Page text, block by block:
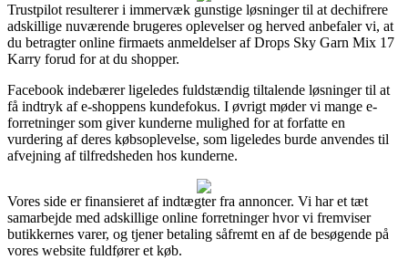
Trustpilot resulterer i immervæk gunstige løsninger til at dechifrere
adskillige nuværende brugeres oplevelser og herved anbefaler vi, at
du betragter online firmaets anmeldelser af Drops Sky Garn Mix 17
Karry forud for at du shopper.
Facebook indebærer ligeledes fuldstændig tiltalende løsninger til at
få indtryk af e-shoppens kundefokus. I øvrigt møder vi mange e-
forretninger som giver kunderne mulighed for at forfatte en
vurdering af deres købsoplevelse, som ligeledes burde anvendes til
afvejning af tilfredsheden hos kunderne.
Vores side er finansieret af indtægter fra annoncer. Vi har et tæt
samarbejde med adskillige online forretninger hvor vi fremviser
butikkernes varer, og tjener betaling såfremt en af de besøgende på
vores website fuldfører et køb.